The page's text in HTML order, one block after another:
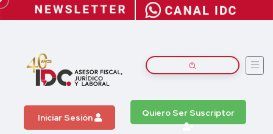
Iniciar Sesión Quiero Ser Suscriptor